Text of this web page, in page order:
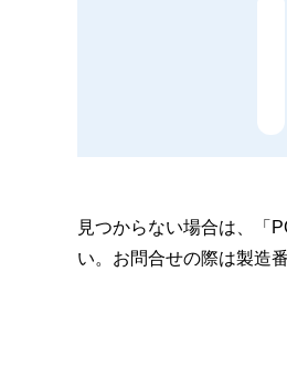
見つからない場合は、「
い。お問合せの際は製造